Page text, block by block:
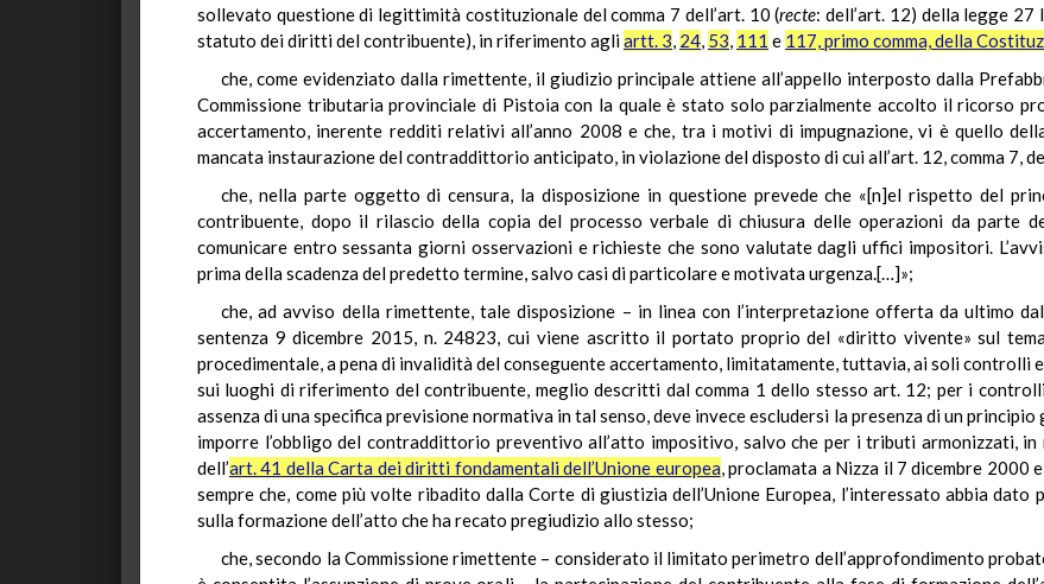
sollevato questione di legittimità costituzionale del comma 7 dell’art. 10 (recte: dell’art. 12) della legge
statuto dei diritti del contribuente), in riferimento agliartt. 3, 24, 53, 111 e 117, primo comma, della
che, come evidenziato dalla rimettente, il giudizio principale attiene all’appello interposto dalla
Commissione tributaria provinciale di Pistoia con la quale è stato solo parzialmente accolto il ricorso
accertamento, inerente redditi relativi all’anno 2008 e che, tra i motivi di impugnazione, vi è quello
mancata instaurazione del contraddittorio anticipato, in violazione del disposto di cui all’art. 12, comma 7,
che, nella parte oggetto di censura, la disposizione in questione prevede che «[n]el rispetto del
contribuente, dopo il rilascio della copia del processo verbale di chiusura delle operazioni da parte
comunicare entro sessanta giorni osservazioni e richieste che sono valutate dagli uffici impositori.
prima della scadenza del predetto termine, salvo casi di particolare e motivata urgenza.[…]»;
che, ad avviso della rimettente, tale disposizione – in linea con l’interpretazione offerta da ultimo
sentenza 9 dicembre 2015, n. 24823, cui viene ascritto il portato proprio del «diritto vivente» sul
procedimentale, a pena di invalidità del conseguente accertamento, limitatamente, tuttavia, ai soli
sui luoghi di riferimento del contribuente, meglio descritti dal comma 1 dello stesso art. 12; per i
assenza di una specifica previsione normativa in tal senso, deve invece escludersi la presenza di un
imporre l’obbligo del contraddittorio preventivo all’atto impositivo, salvo che per i tributi armonizzati,
dell’art. 41 della Carta dei diritti fondamentali dell’Unione europea, proclamata a Nizza il 7 dicembre
sempre che, come più volte ribadito dalla Corte di giustizia dell’Unione Europea, l’interessato abbia
sulla formazione dell’atto che ha recato pregiudizio allo stesso;
che, secondo la Commissione rimettente – considerato il limitato perimetro dell’approfondimento